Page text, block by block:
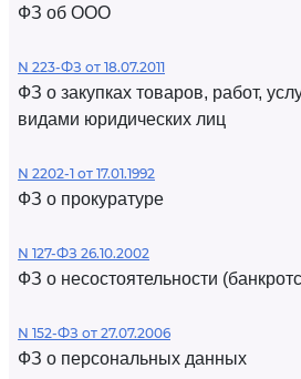
ФЗ об ООО
N 223-ФЗ от 18.07.2011
ФЗ о закупках товаров, работ,
видами юридических лиц
N 2202-1 от 17.01.1992
ФЗ о прокуратуре
N 127-ФЗ 26.10.2002
ФЗ о несостоятельности
N 152-ФЗ от 27.07.2006
ФЗ о персональных данных